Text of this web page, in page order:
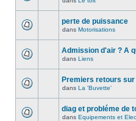
perte de puissance
dans Motorisations
Admission d'air ? A
dans Liens
Premiers retours sur
dans La 'Buvette'
diag et probléme de
dans Equipements et